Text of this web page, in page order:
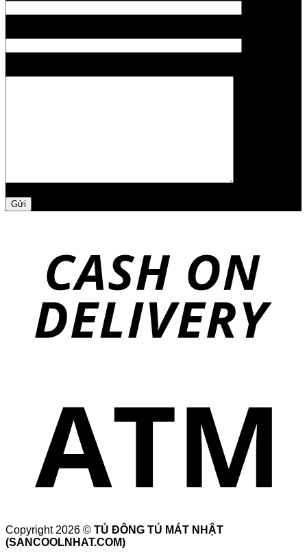
Copyright 2026 © TỦ ĐÔNG TỦ MÁT NHẬT
(SANCOOLNHAT.COM)